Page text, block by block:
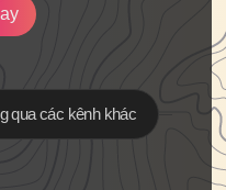
qua các kênh khác